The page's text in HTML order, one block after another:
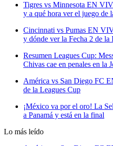
Tigres vs Minnesota EN
y a qué hora ver el juego de
Cincinnati vs Pumas EN
y dónde ver la Fecha 2 de la
Resumen Leagues Cup:
Chivas cae en penales en la
América vs San Diego FC
de la Leagues Cup
¡México va por el oro! La
a Panamá y está en la final
Lo más leído